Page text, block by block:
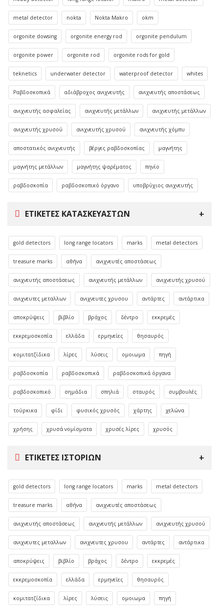
metal detector nokta Nokta Makro okm
orgonite dowsing orgonite energy rod orgonite pendulum
orgonite power orgonite rod orgonite rods for gold
teknetics underwater detector waterproof detector whites
Ραβδοσκοπικά αδιάβροχος ανιχνευτής ανιχνευτής αποστάσεως
ανιχνευτής ασφαλείας ανιχνευτής μετάλλων ανιχνευτής μετάλλων
ανιχνευτής χρυσού ανιχνευτής χρυσού ανιχνευτής χόμπυ
αποστατικός ανιχνευτής βέργες ραβδοσκοπίας μαγνήτης
μαγνήτης μετάλλων μαγνήτης ψαρέματος πηνίο
ραβδοσκοπία ραβδοσκοπικό όργανο υποβρύχιος ανιχνευτής
ΕΤΙΚΈΤΕΣ ΚΑΤΑΣΚΕΥΑΣΤΏΝ
gold detectors long range locators marks metal detectors
treasure marks αθήνα ανιχνευτές αποστάσεως
ανιχνευτής αποστάσεως ανιχνευτής μετάλλων ανιχνευτής χρυσού
ανιχνευτες μεταλλων ανιχνευτες χρυσου αντάρτες αντάρτικα
αποκρύψεις βιβλίο βράχος δέντρο εκκρεμές
εκκρεμοσκοπία ελλάδα ερμηνείες θησαυρός
κομιτατζίδικα λίρες λύσεις ομοιωμα πηγή
ραβδοσκοπία ραβδοσκοπικά ραβδοσκοπικά όργανα
ραβδοσκοπικό σημάδια σπηλιά σταυρός συμβουλές
τούρκικα φίδι φυσικός χρυσός χάρτης χελώνα
χρήσης χρυσά νομίσματα χρυσές λίρες χρυσός
ΕΤΙΚΈΤΕΣ ΙΣΤΟΡΙΏΝ
gold detectors long range locators marks metal detectors
treasure marks αθήνα ανιχνευτές αποστάσεως
ανιχνευτής αποστάσεως ανιχνευτής μετάλλων ανιχνευτής χρυσού
ανιχνευτες μεταλλων ανιχνευτες χρυσου αντάρτες αντάρτικα
αποκρύψεις βιβλίο βράχος δέντρο εκκρεμές
εκκρεμοσκοπία ελλάδα ερμηνείες θησαυρός
κομιτατζίδικα λίρες λύσεις ομοιωμα πηγή